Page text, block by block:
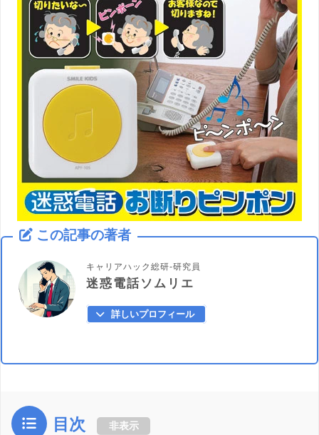
この記事の著者
キャリアハック総研-研究員
迷惑電話ソムリエ
詳しいプロフィール
目次 非表示